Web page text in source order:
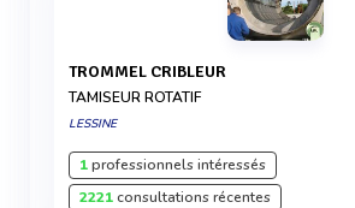
TROMMEL CRIBLEUR
TAMISEUR ROTATIF
LESSINE
1professionnels intéressés
2221consultations récentes